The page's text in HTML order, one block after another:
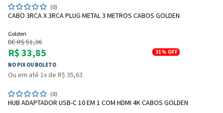
(0)
CABO 3RCA X 3RCA PLUG METAL 3 METROS CABOS GOLDEN
Golden
DE R$ 51,36
R$ 33,85
NO PIX OU BOLETO
31% OFF
Ou em até 1x de R$ 35,63
(0)
HUB ADAPTADOR USB-C 10 EM 1 COM HDMI 4K CABOS GOLDEN